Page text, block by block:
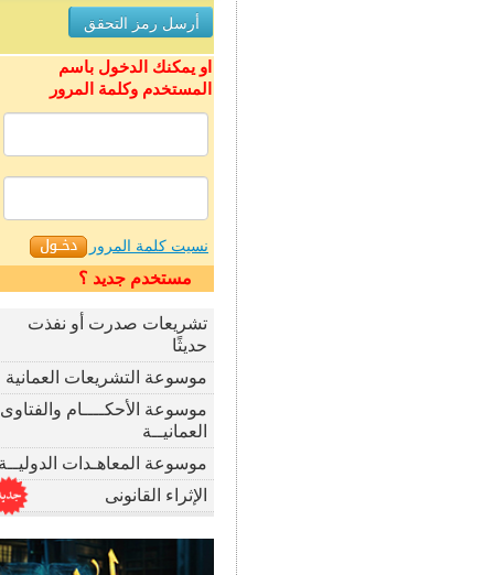
او يمكنك الدخول باسم
المستخدم وكلمة المرور
نسيت كلمة المرور
مستخدم جديد ؟
تشريعات صدرت أو نفذت
حديثًا
موسوعة التشريعات العمانية
موسوعة الأحكــــام والفتاوى
العمانيــة
موسوعة المعاهـدات الدوليــة
الإثراء القانونى